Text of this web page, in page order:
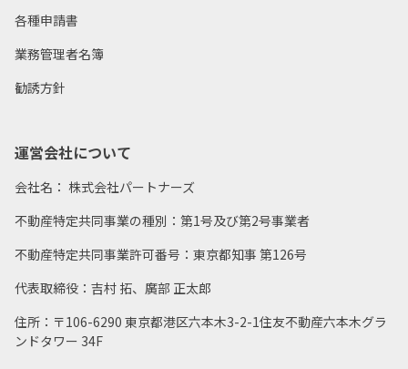
各種申請書
業務管理者名簿
勧誘方針
運営会社について
会社名： 株式会社パートナーズ
不動産特定共同事業の種別：第1号及び第2号事業者
不動産特定共同事業許可番号：東京都知事 第126号
代表取締役：吉村 拓、廣部 正太郎
住所：〒106-6290 東京都港区六本木3-2-1住友不動産六本木グラ
ンドタワー 34F